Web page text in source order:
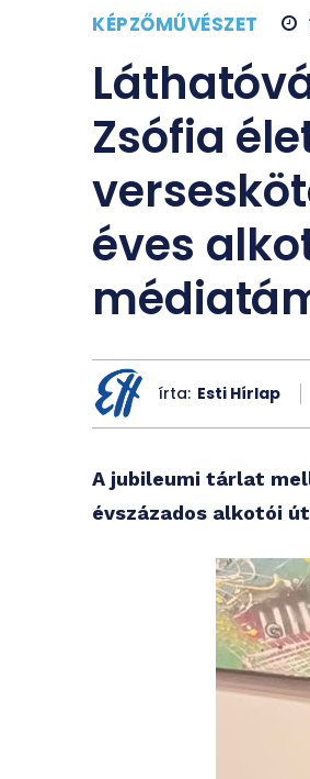
KÉPZŐMŰVÉSZET
Zsófia
éves
írta: Esti Hírlap
A jubileumi tárlat
évszázados alkotói